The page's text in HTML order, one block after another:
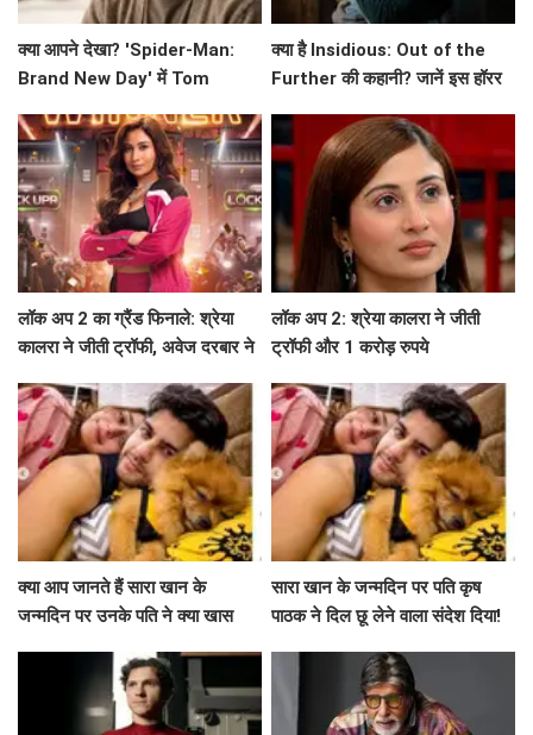
क्या आपने देखा? 'Spider-Man:
Brand New Day' में Tom
क्या है Insidious: Out of the
Further की कहानी? जानें इस हॉरर
लॉक अप 2 का ग्रैंड फिनाले: श्रेया
कालरा ने जीती ट्रॉफी, अवेज दरबार ने
लॉक अप 2: श्रेया कालरा ने जीती
ट्रॉफी और 1 करोड़ रुपये
क्या आप जानते हैं सारा खान के
जन्मदिन पर उनके पति ने क्या खास
सारा खान के जन्मदिन पर पति कृष
पाठक ने दिल छू लेने वाला संदेश दिया!